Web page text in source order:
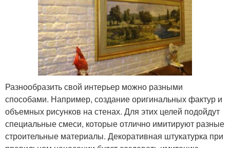
Разнообразить свой интерьер можно разными
способами. Например, создание оригинальных фактур и
объемных рисунков на стенах. Для этих целей подойдут
специальные смеси, которые отлично имитируют разные
строительные материалы. Декоративная штукатурка при